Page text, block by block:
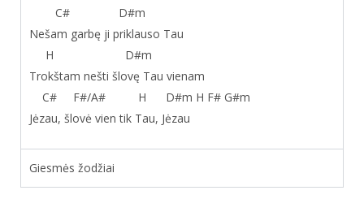
C# D#m
Nešam garbę ji priklauso Tau
H D#m
Trokštam nešti šlovę Tau vienam
C# F#/A# H D#m H F# G#m
Jėzau, šlovė vien tik Tau, Jėzau
Giesmės žodžiai